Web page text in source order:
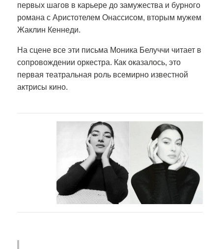
первых шагов в карьере до замужества и бурного
романа с Аристотелем Онассисом, вторым мужем
Жаклин Кеннеди.
На сцене все эти письма Моника Белуччи читает в
сопровождении оркестра. Как оказалось, это
первая театральная роль всемирно известной
актрисы кино.